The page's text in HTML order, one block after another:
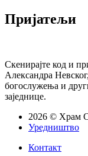
Пријатељи
Скенирајте код и
Александра
богослужења и
заједнице.
2026 © Храм
Уредништво
Контакт